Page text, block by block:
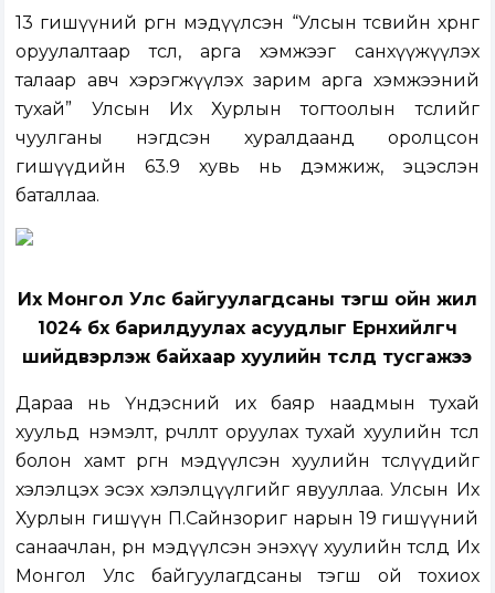
13 гишүүний өргөн мэдүүлсэн “Улсын төсвийн хөрөнгө
оруулалтаар төсөл, арга хэмжээг санхүүжүүлэх
талаар авч хэрэгжүүлэх зарим арга хэмжээний
тухай” Улсын Их Хурлын тогтоолын төслийг
чуулганы нэгдсэн хуралдаанд оролцсон
гишүүдийн 63.9 хувь нь дэмжиж, эцэслэн
баталлаа.
Их Монгол Улс байгуулагдсаны тэгш ойн жил
1024 бөх барилдуулах асуудлыг Ерөнхийлөгч
шийдвэрлэж байхаар хуулийн төсөлд тусгажээ
Дараа ньҮндэсний их баяр наадмын тухай
хуульд нэмэлт, өөрчлөлт оруулах тухай хуулийн төсөл
болон хамт өргөн мэдүүлсэн хуулийн төслүүдийг
хэлэлцэх эсэх хэлэлцүүлгийг явууллаа. Улсын Их
Хурлын гишүүн П.Сайнзориг нарын 19 гишүүний
санаачлан, өрөн мэдүүлсэн энэхүү хуулийн төсөлд Их
Монгол Улс байгуулагдсаны тэгш ой тохиох